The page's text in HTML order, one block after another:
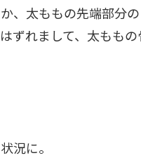
、太ももの先端部分の
ずれまして、太もも
況に。